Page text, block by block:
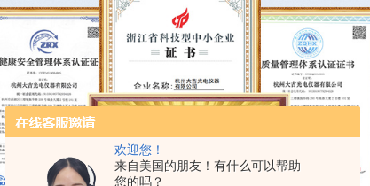
欢迎您！
来自美国的朋友！有什么可以帮助
您的吗？